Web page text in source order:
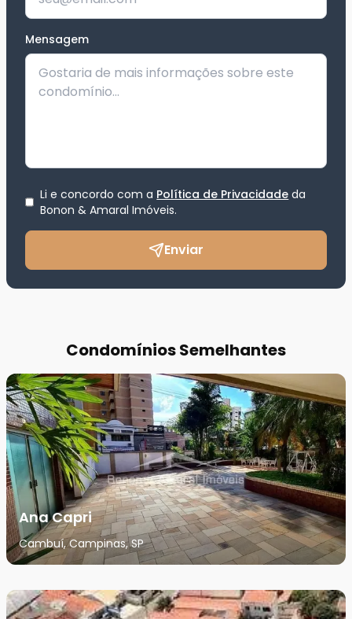
Mensagem
Li e concordo com a Política de Privacidade da
Bonon & Amaral Imóveis.
Enviar
Condomínios Semelhantes
Ana Capri
Cambuí, Campinas, SP